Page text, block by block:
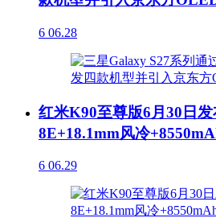
6 06.28
红米K90至尊版6月30日
8E+18.1mm风冷
6 06.29